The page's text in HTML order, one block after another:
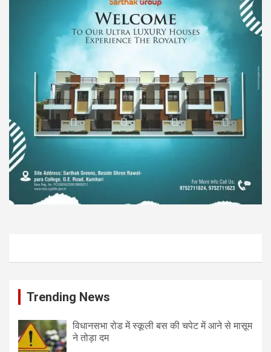
Trending News
विधानसभा रोड में स्कूली बस की चपेट में आने से मासूम
ने तोड़ा दम